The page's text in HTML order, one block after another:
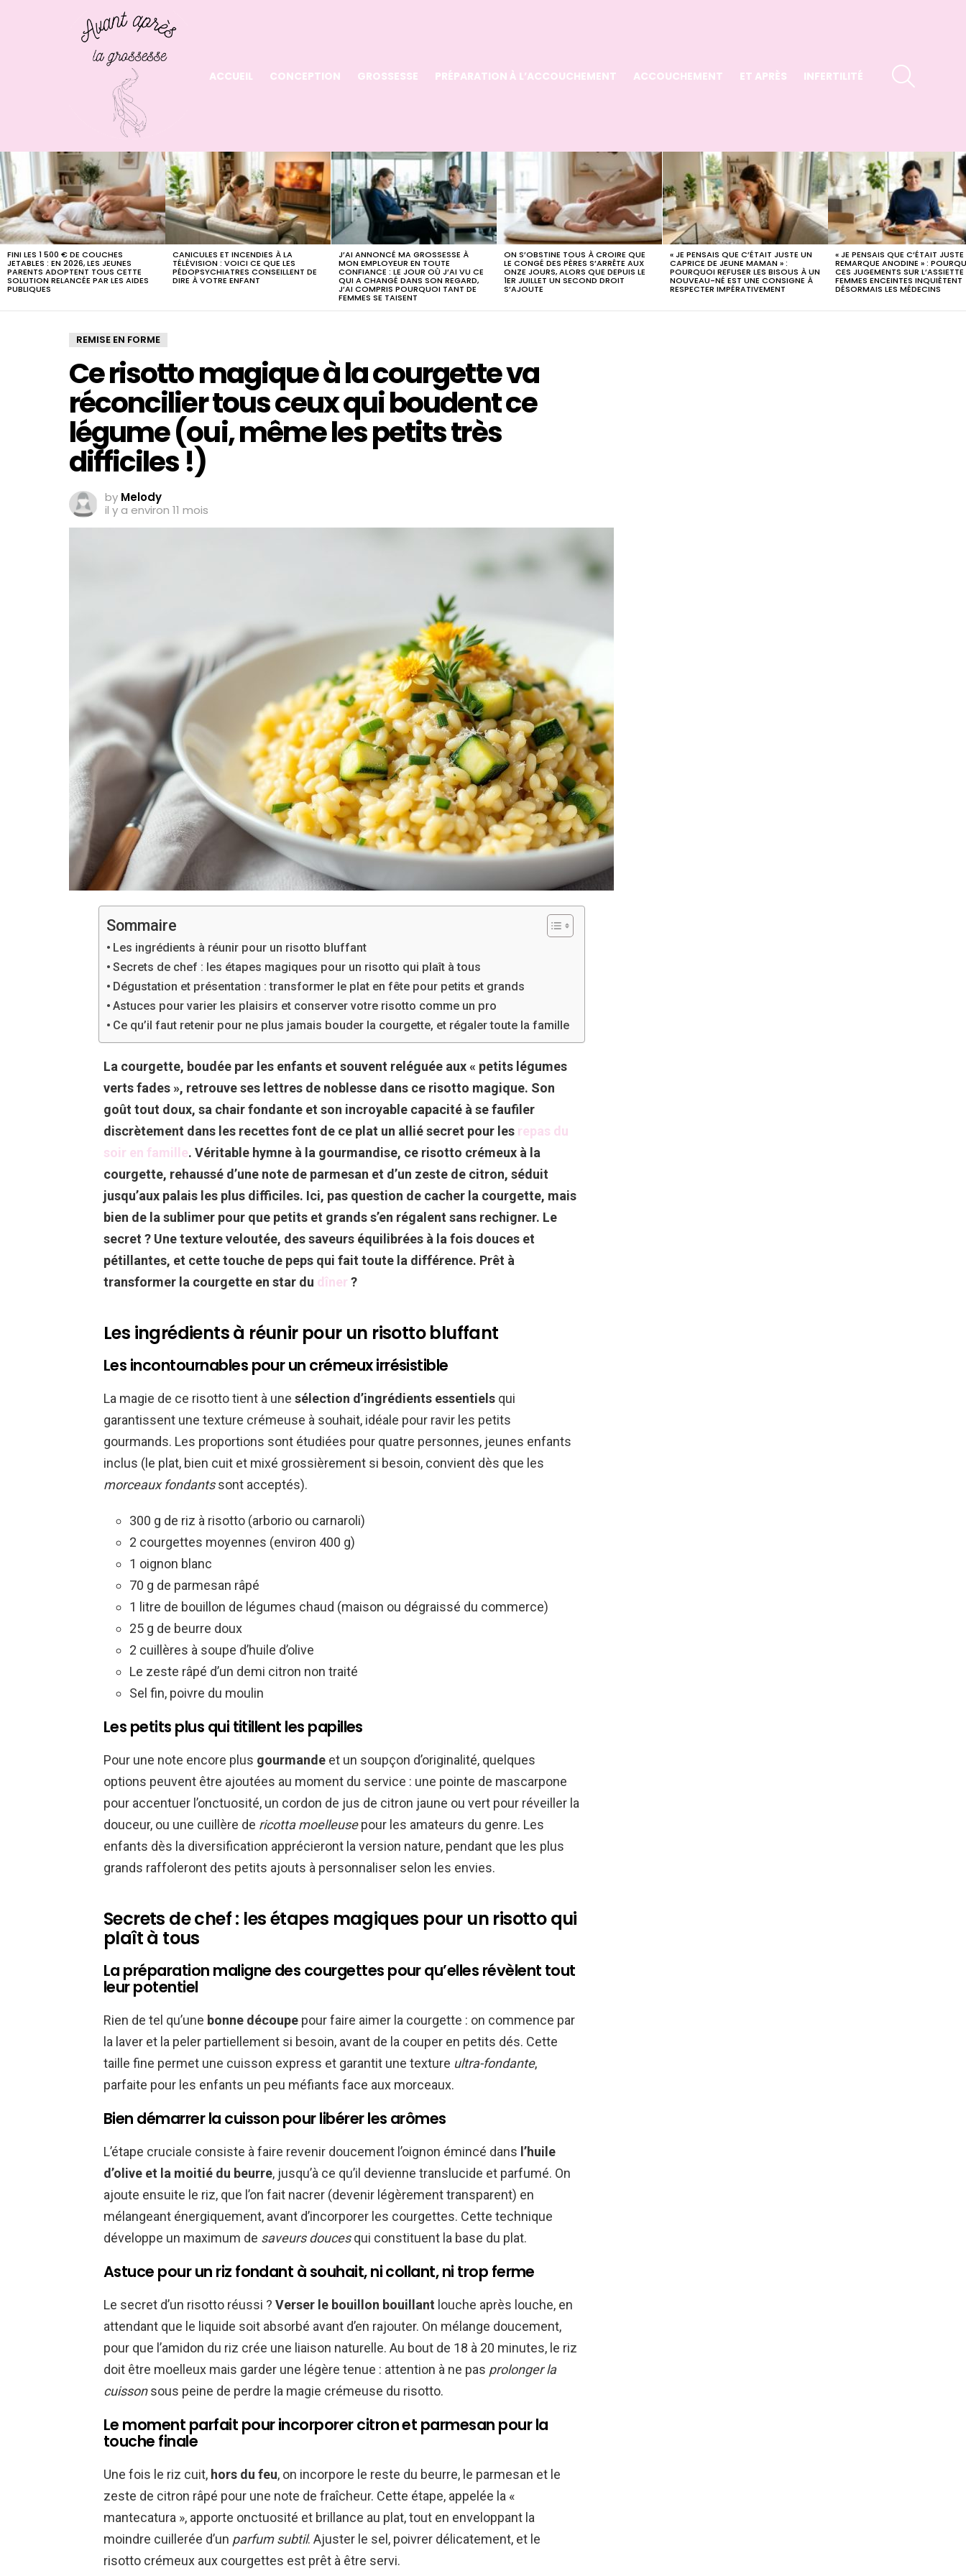
ACCUEIL CONCEPTION GROSSESSE PRÉPARATION À L’ACCOUCHEMENT ACCOUCHEMENT ET APRÈS INFERTILITÉ
LATEST
STORIES
FINI LES 1 500 € DE COUCHES
JETABLES : EN 2026, LES JEUNES
PARENTS ADOPTENT TOUS CETTE
SOLUTION RELANCÉE PAR LES AIDES
PUBLIQUES
CANICULES ET INCENDIES À LA
TÉLÉVISION : VOICI CE QUE LES
PÉDOPSYCHIATRES CONSEILLENT DE
DIRE À VOTRE ENFANT
J’AI ANNONCÉ MA GROSSESSE À
MON EMPLOYEUR EN TOUTE
CONFIANCE : LE JOUR OÙ J’AI VU CE
QUI A CHANGÉ DANS SON REGARD,
J’AI COMPRIS POURQUOI TANT DE
FEMMES SE TAISENT
ON S’OBSTINE TOUS À CROIRE QUE
LE CONGÉ DES PÈRES S’ARRÊTE AUX
ONZE JOURS, ALORS QUE DEPUIS LE
1ER JUILLET UN SECOND DROIT
S’AJOUTE
« JE PENSAIS QUE C’ÉTAIT JUSTE UN
CAPRICE DE JEUNE MAMAN » :
POURQUOI REFUSER LES BISOUS À UN
NOUVEAU-NÉ EST UNE CONSIGNE À
RESPECTER IMPÉRATIVEMENT
« JE PENSAIS QUE C’ÉTAIT JUSTE
REMARQUE ANODINE » :
CES JUGEMENTS SUR L’ASSIETTE
FEMMES ENCEINTES INQUIÈTENT
DÉSORMAIS LES MÉDECINS
REMISE EN FORME
Ce risotto magique à la courgette va
réconcilier tous ceux qui boudent ce
légume (oui, même les petits très
difficiles !)
by Melody
il y a environ 11 mois
Sommaire
Les ingrédients à réunir pour un risotto bluffant
Secrets de chef : les étapes magiques pour un risotto qui plaît à tous
Dégustation et présentation : transformer le plat en fête pour petits et grands
Astuces pour varier les plaisirs et conserver votre risotto comme un pro
Ce qu’il faut retenir pour ne plus jamais bouder la courgette, et régaler toute la famille
La courgette, boudée par les enfants et souvent reléguée aux « petits légumes
verts fades », retrouve ses lettres de noblesse dans ce risotto magique. Son
goût tout doux, sa chair fondante et son incroyable capacité à se faufiler
discrètement dans les recettes font de ce plat un allié secret pour les repas du
soir en famille. Véritable hymne à la gourmandise, ce risotto crémeux à la
courgette, rehaussé d’une note de parmesan et d’un zeste de citron, séduit
jusqu’aux palais les plus difficiles. Ici, pas question de cacher la courgette, mais
bien de la sublimer pour que petits et grands s’en régalent sans rechigner. Le
secret ? Une texture veloutée, des saveurs équilibrées à la fois douces et
pétillantes, et cette touche de peps qui fait toute la différence. Prêt à
transformer la courgette en star du dîner ?
Les ingrédients à réunir pour un risotto bluffant
Les incontournables pour un crémeux irrésistible
La magie de ce risotto tient à une sélection d’ingrédients essentiels qui
garantissent une texture crémeuse à souhait, idéale pour ravir les petits
gourmands. Les proportions sont étudiées pour quatre personnes, jeunes enfants
inclus (le plat, bien cuit et mixé grossièrement si besoin, convient dès que les
morceaux fondantssont acceptés).
300 g de riz à risotto (arborio ou carnaroli)
2 courgettes moyennes (environ 400 g)
1 oignon blanc
70 g de parmesan râpé
1 litre de bouillon de légumes chaud (maison ou dégraissé du commerce)
25 g de beurre doux
2 cuillères à soupe d’huile d’olive
Le zeste râpé d’un demi citron non traité
Sel fin, poivre du moulin
Les petits plus qui titillent les papilles
Pour une note encore plus gourmande et un soupçon d’originalité, quelques
options peuvent être ajoutées au moment du service : une pointe de mascarpone
pour accentuer l’onctuosité, un cordon de jus de citron jaune ou vert pour réveiller la
douceur, ou une cuillère de ricotta moelleusepour les amateurs du genre. Les
enfants dès la diversification apprécieront la version nature, pendant que les plus
grands raffoleront des petits ajouts à personnaliser selon les envies.
Secrets de chef : les étapes magiques pour un risotto qui
plaît à tous
La préparation maligne des courgettes pour qu’elles révèlent tout
leur potentiel
Rien de tel qu’une bonne découpe pour faire aimer la courgette : on commence par
la laver et la peler partiellement si besoin, avant de la couper en petits dés. Cette
taille fine permet une cuisson express et garantit une texture ultra-fondante,
parfaite pour les enfants un peu méfiants face aux morceaux.
Bien démarrer la cuisson pour libérer les arômes
L’étape cruciale consiste à faire revenir doucement l’oignon émincé dans l’huile
d’olive et la moitié du beurre, jusqu’à ce qu’il devienne translucide et parfumé. On
ajoute ensuite le riz, que l’on fait nacrer (devenir légèrement transparent) en
mélangeant énergiquement, avant d’incorporer les courgettes. Cette technique
développe un maximum de saveurs doucesqui constituent la base du plat.
Astuce pour un riz fondant à souhait, ni collant, ni trop ferme
Le secret d’un risotto réussi ? Verser le bouillon bouillant louche après louche, en
attendant que le liquide soit absorbé avant d’en rajouter. On mélange doucement,
pour que l’amidon du riz crée une liaison naturelle. Au bout de 18 à 20 minutes, le riz
doit être moelleux mais garder une légère tenue : attention à ne pas prolonger la
cuissonsous peine de perdre la magie crémeuse du risotto.
Le moment parfait pour incorporer citron et parmesan pour la
touche finale
Une fois le riz cuit, hors du feu, on incorpore le reste du beurre, le parmesan et le
zeste de citron râpé pour une note de fraîcheur. Cette étape, appelée la «
mantecatura », apporte onctuosité et brillance au plat, tout en enveloppant la
moindre cuillerée d’un parfum subtil. Ajuster le sel, poivrer délicatement, et le
risotto crémeux aux courgettes est prêt à être servi.